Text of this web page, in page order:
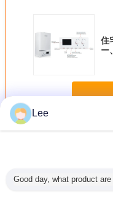
住
ー
多く家のガス ボイラー
Lee
Good day, what product